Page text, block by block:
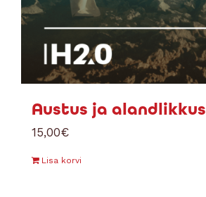
Austus ja alandlikkus
15,00€
Lisa korvi